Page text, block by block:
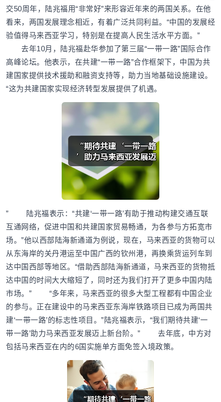
交50周年，陆兆福用“非常好”来形容近年来的两国关系。在他
看来，两国发展理念相近，有着广泛共同利益。“中国的发展经
验值得马来西亚学习，特别是在提高人民生活水平方面。”
去年10月，陆兆福赴华参加了第三届“一带一路”国际合作
高峰论坛。他表示，在共建“一带一路”合作框架下，中国为共
建国家提供技术援助和融资支持等，助力当地基础设施建设。
“这为共建国家实现经济转型发展提供了机遇。
” 陆兆福表示：“共建‘一带一路’有助于推动构建交通互联
互通网络，促进中国和共建国家贸易畅通，为各参与方拓宽市
场。”他以西部陆海新通道为例说，现在，马来西亚的货物可以
从东海岸的关丹港运至中国广西的钦州港，再换乘货运列车到
达中国西部等地区。“借助西部陆海新通道，马来西亚的货物抵
达中国的时间大大缩短了，同时还为我们打开了更多中国内陆
市场。” “多年来，马来西亚的很多大型工程都有中国企业
的参与。正在建设中的马来西亚东海岸铁路项目已成为两国共
建‘一带一路’的标志性项目。”陆兆福表示，“我们期待共建‘一
带一路’助力马来西亚发展迈上新台阶。” 去年底，中方对
包括马来西亚在内的6国实施单方面免签入境政策。